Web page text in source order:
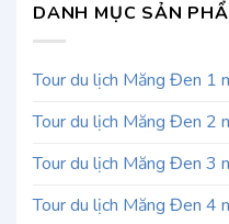
DANH MỤC SẢN
Tour du lịch Măng Đen 1
Tour du lịch Măng Đen 2
Tour du lịch Măng Đen 3
Tour du lịch Măng Đen 4